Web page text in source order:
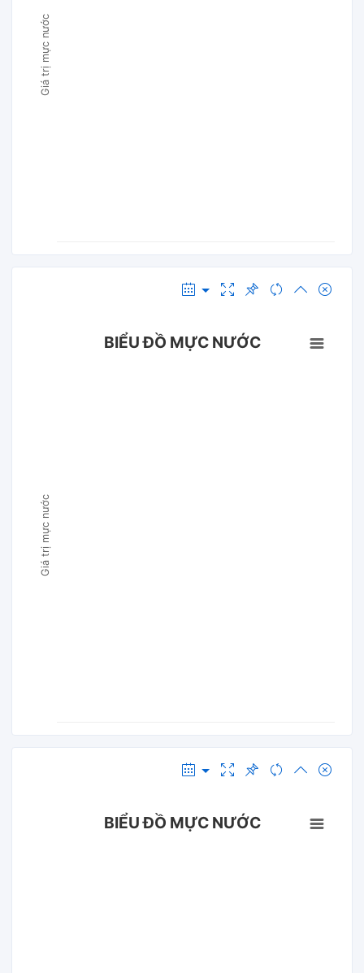
Giá trị mực nước
Giá trị mực nước
BIỂU ĐỒ MỰC NƯỚC
BIỂU ĐỒ MỰC NƯỚC